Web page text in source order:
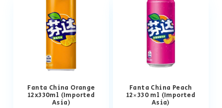
Fanta China Orange
12x330ml (Imported
Asia)
Fanta China Peach
12×330 ml (Imported
Asia)